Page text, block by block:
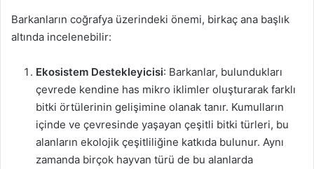
Barkanların coğrafya üzerindeki önemi, birkaç ana başlık
altında incelenebilir:
Ekosistem Destekleyicisi: Barkanlar, bulundukları
çevrede kendine has mikro iklimler oluşturarak farklı
bitki örtülerinin gelişimine olanak tanır. Kumulların
içinde ve çevresinde yaşayan çeşitli bitki türleri, bu
alanların ekolojik çeşitliliğine katkıda bulunur. Aynı
zamanda birçok hayvan türü de bu alanlarda